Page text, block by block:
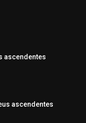
ascendentes
ascendentes